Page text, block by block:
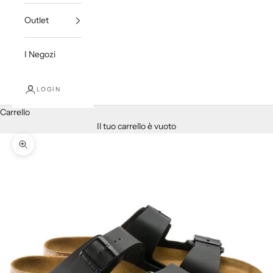
Outlet
I Negozi
LOGIN
Carrello
Il tuo carrello è vuoto
Ingrandisci immagine